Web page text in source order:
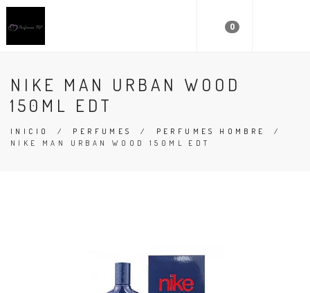
0
NIKE MAN URBAN WOOD
150ML EDT
INICIO / PERFUMES / PERFUMES HOMBRE
/
NIKE MAN URBAN WOOD 150ML EDT